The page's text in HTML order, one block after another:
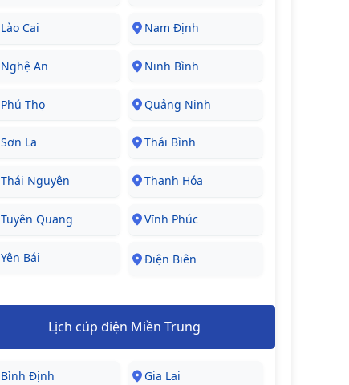
Lào Cai Nam Định
Nghệ An Ninh Bình
Phú Thọ Quảng Ninh
Sơn La Thái Bình
Thái Nguyên Thanh Hóa
Tuyên Quang Vĩnh Phúc
Yên Bái Điện Biên
Lịch cúp điện Miền Trung
Bình Định Gia Lai